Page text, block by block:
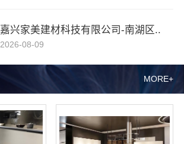
MORE+
嘉兴家美建材科技有限公司-南湖区..
2026-08-09